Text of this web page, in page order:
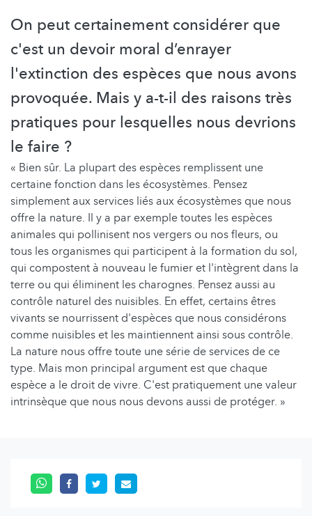
On peut certainement considérer que
c'est un devoir moral d’enrayer
l'extinction des espèces que nous avons
provoquée. Mais y a-t-il des raisons très
pratiques pour lesquelles nous devrions
le faire ?
« Bien sûr. La plupart des espèces remplissent une
certaine fonction dans les écosystèmes. Pensez
simplement aux services liés aux écosystèmes que nous
offre la nature. Il y a par exemple toutes les espèces
animales qui pollinisent nos vergers ou nos fleurs, ou
tous les organismes qui participent à la formation du sol,
qui compostent à nouveau le fumier et l'intègrent dans la
terre ou qui éliminent les charognes. Pensez aussi au
contrôle naturel des nuisibles. En effet, certains êtres
vivants se nourrissent d'espèces que nous considérons
comme nuisibles et les maintiennent ainsi sous contrôle.
La nature nous offre toute une série de services de ce
type. Mais mon principal argument est que chaque
espèce a le droit de vivre. C'est pratiquement une valeur
intrinsèque que nous nous devons aussi de protéger. »